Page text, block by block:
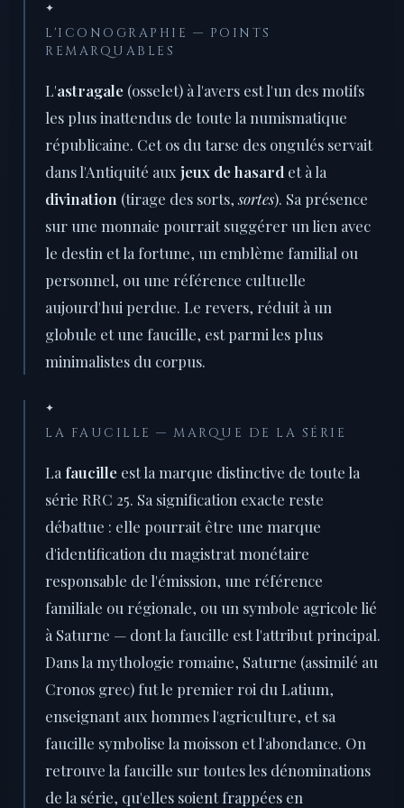
✦
L'ICONOGRAPHIE — POINTS
REMARQUABLES
L'astragale (osselet) à l'avers est l'un des motifs
les plus inattendus de toute la numismatique
républicaine. Cet os du tarse des ongulés servait
dans l'Antiquité aux jeux de hasard et à la
divination (tirage des sorts,sortes). Sa présence
sur une monnaie pourrait suggérer un lien avec
le destin et la fortune, un emblème familial ou
personnel, ou une référence cultuelle
aujourd'hui perdue. Le revers, réduit à un
globule et une faucille, est parmi les plus
minimalistes du corpus.
✦
LA FAUCILLE — MARQUE DE LA SÉRIE
La faucille est la marque distinctive de toute la
série RRC 25. Sa signification exacte reste
débattue : elle pourrait être une marque
d'identification du magistrat monétaire
responsable de l'émission, une référence
familiale ou régionale, ou un symbole agricole lié
à Saturne — dont la faucille est l'attribut principal.
Dans la mythologie romaine, Saturne (assimilé au
Cronos grec) fut le premier roi du Latium,
enseignant aux hommes l'agriculture, et sa
faucille symbolise la moisson et l'abondance. On
retrouve la faucille sur toutes les dénominations
de la série, qu'elles soient frappées en